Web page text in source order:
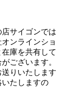
サイゴンでは
ンラインショ
庫を共有して
ございます。
りいたします
たしますの